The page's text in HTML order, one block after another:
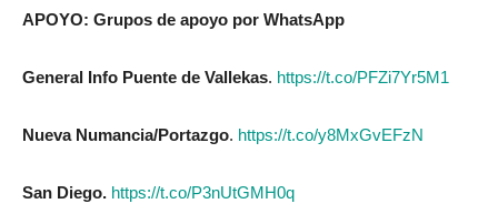
APOYO: Grupos de apoyo por WhatsApp
General Info Puente de Vallekas. https://t.co/PFZi7Yr5M1
Nueva Numancia/Portazgo. https://t.co/y8MxGvEFzN
San Diego. https://t.co/P3nUtGMH0q